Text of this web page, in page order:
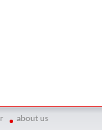
about us